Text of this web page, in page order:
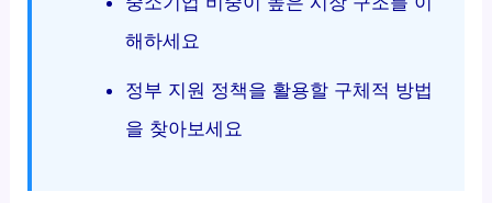
해하세요
정부 지원 정책을 활용할 구체적 방법
을 찾아보세요